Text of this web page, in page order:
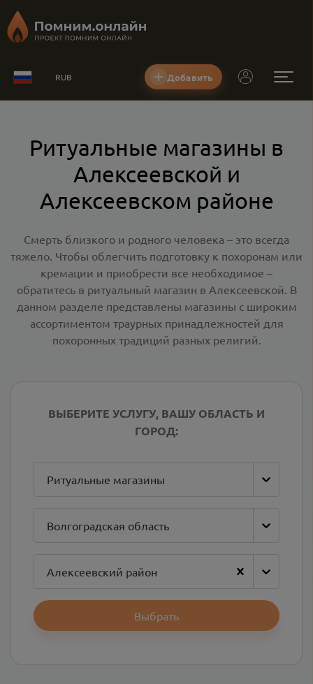
RUB Добавить
Ритуальные магазины в
Алексеевской и
Алексеевском районе
Смерть близкого и родного человека – это всегда
тяжело. Чтобы облегчить подготовку к похоронам или
кремации и приобрести все необходимое –
обратитесь в ритуальный магазин в Алексеевской. В
данном разделе представлены магазины с широким
ассортиментом траурных принадлежностей для
похоронных традиций разных религий.
ВЫБЕРИТЕ УСЛУГУ, ВАШУ ОБЛАСТЬ И
ГОРОД:
Ритуальные магазины
Волгоградская область
Алексеевский район
Выбрать